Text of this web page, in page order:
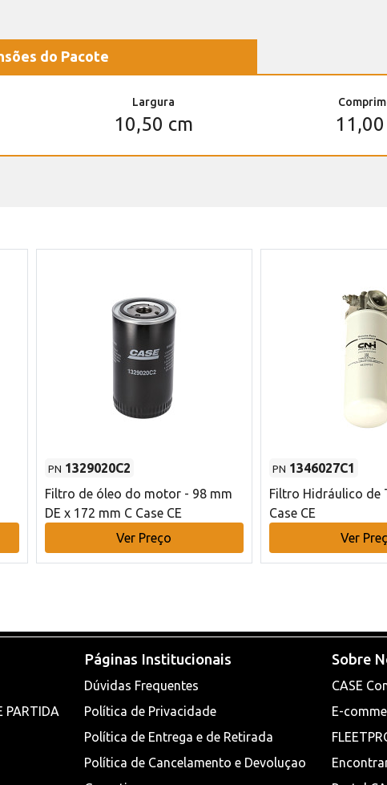
do Pacote
Largura
10,50 cm
PN 1329020C2
Filtro de óleo do motor - 98 mm
DE x 172 mm C Case CE
Ver Preço
PN 1346027C1
Filtro Hidráulico de
Case CE
Ver
PARTIDA
Páginas Institucionais
Dúvidas Frequentes
Política de Privacidade
Política de Entrega e de Retirada
Política de Cancelamento e Devoluçao
Sobre
CASE
E-